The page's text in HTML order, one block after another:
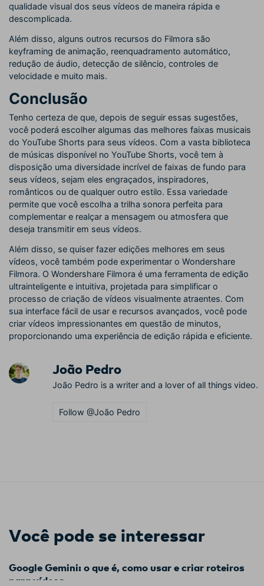
qualidade visual dos seus vídeos de maneira rápida e
descomplicada.
Além disso, alguns outros recursos do Filmora são
keyframing de animação, reenquadramento automático,
redução de áudio, detecção de silêncio, controles de
velocidade e muito mais.
Conclusão
Tenho certeza de que, depois de seguir essas sugestões,
você poderá escolher algumas das melhores faixas musicais
do YouTube Shorts para seus vídeos. Com a vasta biblioteca
de músicas disponível no YouTube Shorts, você tem à
disposição uma diversidade incrível de faixas de fundo para
seus vídeos, sejam eles engraçados, inspiradores,
românticos ou de qualquer outro estilo. Essa variedade
permite que você escolha a trilha sonora perfeita para
complementar e realçar a mensagem ou atmosfera que
deseja transmitir em seus vídeos.
Além disso, se quiser fazer edições melhores em seus
vídeos, você também pode experimentar o Wondershare
Filmora. O Wondershare Filmora é uma ferramenta de edição
ultrainteligente e intuitiva, projetada para simplificar o
processo de criação de vídeos visualmente atraentes. Com
sua interface fácil de usar e recursos avançados, você pode
criar vídeos impressionantes em questão de minutos,
proporcionando uma experiência de edição rápida e eficiente.
João Pedro
João Pedro is a writer and a lover of all things video.
Follow @João Pedro
Você pode se interessar
Google Gemini: o que é, como usar e criar roteiros
para vídeos